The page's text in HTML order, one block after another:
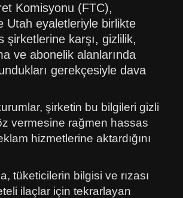
Komisyonu (FTC),
Utah eyaletleriyle birlikte
şirketlerine karşı, gizlilik,
ve abonelik alanlarında
gerekçesiyle dava
şirketin bu bilgileri gizli
vermesine rağmen hassas
hizmetlerine aktardığını
tüketicilerin bilgisi ve rızası
ilaçlar için tekrarlayan